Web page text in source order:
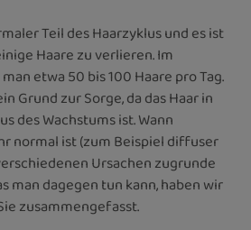
Teil des Haarzyklus und es ist
Haare zu verlieren. Im
etwa 50 bis 100 Haare pro Tag.
Grund zur Sorge, da das Haar in
des Wachstums ist. Wann
normal ist (zum Beispiel diffuser
Ursachen zugrunde
man dagegen tun kann, haben wir
zusammengefasst.